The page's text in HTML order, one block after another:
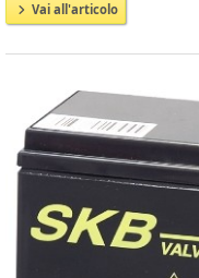
Vai all'articolo